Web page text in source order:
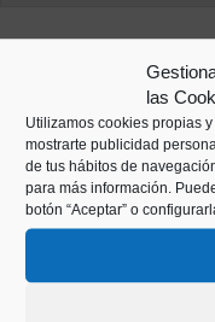
las
Utilizamos cookies propias
mostrarte publicidad
de tus hábitos de
para más información.
botón “Aceptar” o
Kaiko pasealekua, 24